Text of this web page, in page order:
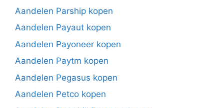
Aandelen Parship kopen
Aandelen Payaut kopen
Aandelen Payoneer kopen
Aandelen Paytm kopen
Aandelen Pegasus kopen
Aandelen Petco kopen